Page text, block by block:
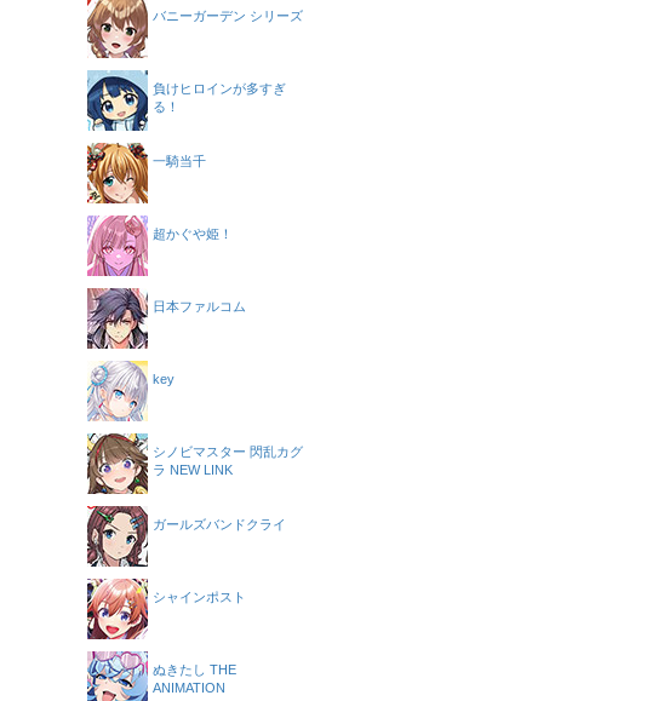
バニーガーデン シリーズ
負けヒロインが多すぎ
る！
一騎当千
超かぐや姫！
日本ファルコム
key
シノビマスター 閃乱カグ
ラ NEW LINK
ガールズバンドクライ
シャインポスト
ぬきたし THE
ANIMATION